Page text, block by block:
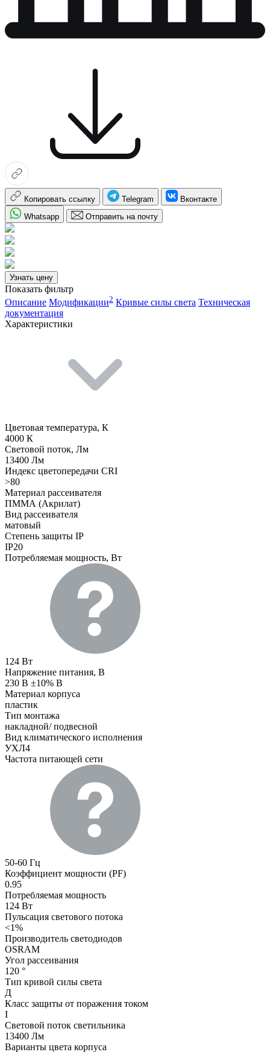
Копировать ссылку Telegram
Вконтакте
Whatsapp
Отправить на почту
Узнать цену
Показать фильтр
Описание Модификации2 Кривые силы света Техническая
документация
Характеристики
Цветовая температура, К
4000 К
Световой поток, Лм
13400 Лм
Индекс цветопередачи CRI
>80
Материал рассеивателя
ПММА (Акрилат)
Вид рассеивателя
матовый
Степень защиты IP
IP20
Потребляемая мощность, Вт
124 Вт
Напряжение питания, В
230 В ±10% В
Материал корпуса
пластик
Тип монтажа
накладной/ подвесной
Вид климатического исполнения
УХЛ4
Частота питающей сети
50-60 Гц
Коэффициент мощности (PF)
0.95
Потребляемая мощность
124 Вт
Пульсация светового потока
<1%
Производитель светодиодов
OSRAM
Угол рассеивания
120 °
Тип кривой силы света
Д
Класс защиты от поражения током
I
Световой поток светильника
13400 Лм
Варианты цвета корпуса